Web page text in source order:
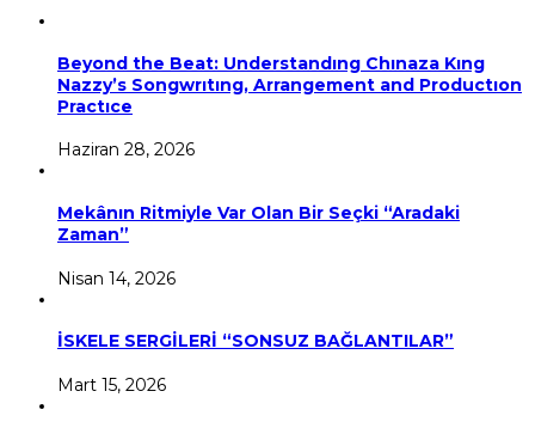
Beyond the Beat: Understandıng Chınaza Kıng
Nazzy’s Songwrıtıng, Arrangement and Productıon
Practıce
Haziran 28, 2026
Mekânın Ritmiyle Var Olan Bir Seçki “Aradaki
Zaman”
Nisan 14, 2026
İSKELE SERGİLERİ “SONSUZ BAĞLANTILAR”
Mart 15, 2026